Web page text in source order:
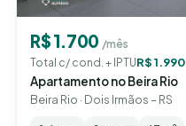
R$ 1.700 /mês
Total c/ cond. + IPTUR$ 1.990
Apartamento no Beira Rio
Beira Rio · Dois Irmãos – RS